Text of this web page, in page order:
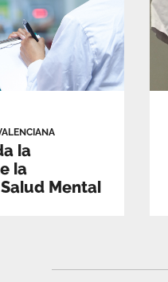
la
la
Mental